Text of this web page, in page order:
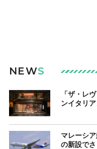
NEWS
「ザ・レ
ンイタリ
マレーシ
の新設で